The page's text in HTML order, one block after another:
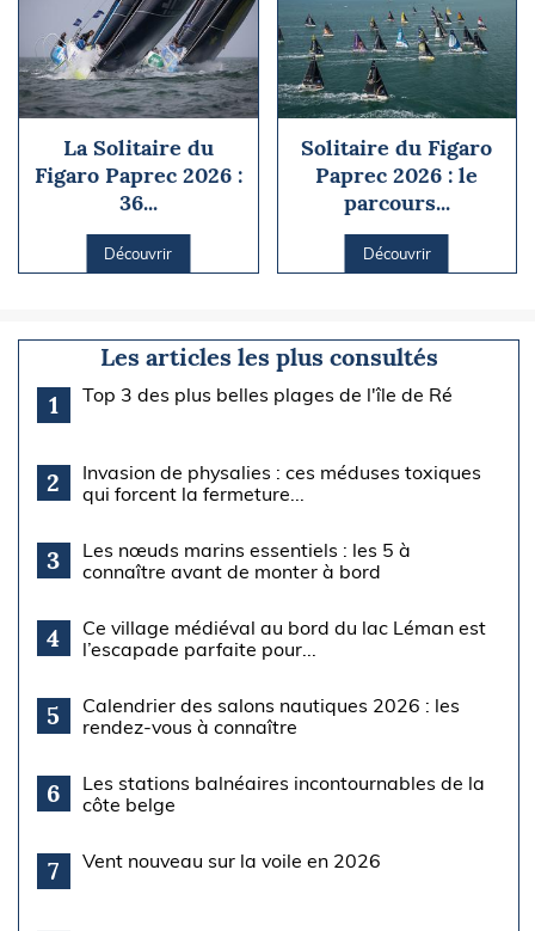
La Solitaire du
Figaro Paprec 2026 :
36...
Découvrir
Solitaire du Figaro
Paprec 2026 : le
parcours...
Découvrir
Les articles les plus consultés
1
Top 3 des plus belles plages de l'île de Ré
2
Invasion de physalies : ces méduses toxiques
qui forcent la fermeture...
3
Les nœuds marins essentiels : les 5 à
connaître avant de monter à bord
4
Ce village médiéval au bord du lac Léman est
l’escapade parfaite pour...
5
Calendrier des salons nautiques 2026 : les
rendez-vous à connaître
6
Les stations balnéaires incontournables de la
côte belge
7 Vent nouveau sur la voile en 2026